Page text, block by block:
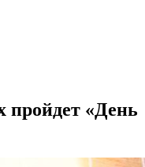
пройдет «День